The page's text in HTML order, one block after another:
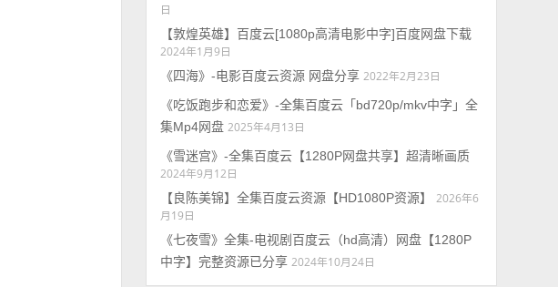
日
【敦煌英雄】百度云[1080p高清电影中字]百度网盘下载
2024年1月9日
《四海》-电影百度云资源 网盘分享 2022年2月23日
《吃饭跑步和恋爱》-全集百度云「bd720p/mkv中字」全
集Mp4网盘 2025年4月13日
《雪迷宫》-全集百度云【1280P网盘共享】超清晰画质
2024年9月12日
【良陈美锦】全集百度云资源【HD1080P资源】
2026年6
月19日
《七夜雪》全集-电视剧百度云（hd高清）网盘【1280P
中字】完整资源已分享 2024年10月24日